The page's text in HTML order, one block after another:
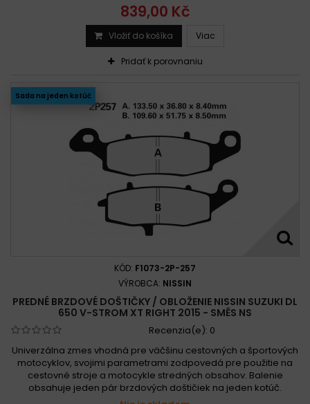
839,00 Kč
Vložiť do košíka Viac
Pridať k porovnaniu
Sada na jeden kotúč
KÓD: F1073-2P-257
VÝROBCA: NISSIN
PREDNÉ BRZDOVÉ DOŠTIČKY / OBLOŽENIE NISSIN SUZUKI DL
650 V-STROM XT RIGHT 2015 - SMĚS NS
Recenzia(e): 0
Univerzálna zmes vhodná pre väčšinu cestovných a športových
motocyklov, svojimi parametrami zodpovedá pre použitie na
cestovné stroje a motocykle stredných obsahov. Balenie
obsahuje jeden pár brzdových doštičiek na jeden kotúč.